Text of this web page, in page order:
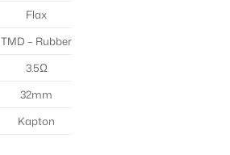
Flax
TMD – Rubber
3.5Ω
32mm
Kapton